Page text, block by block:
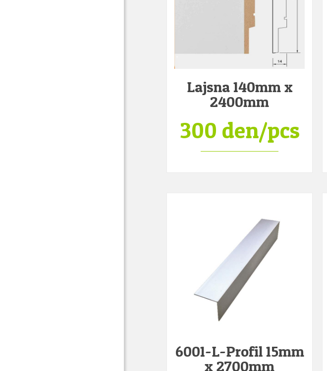
Lajsna 140mm x
2400mm
300 den/pcs
6001-L-Profil 15mm
x 2700mm